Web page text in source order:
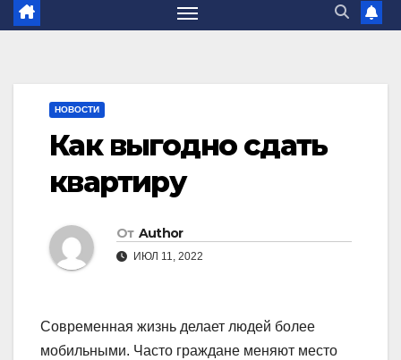
НОВОСТИ
Как выгодно сдать
квартиру
От Author
ИЮЛ 11, 2022
Современная жизнь делает людей более
мобильными. Часто граждане меняют место